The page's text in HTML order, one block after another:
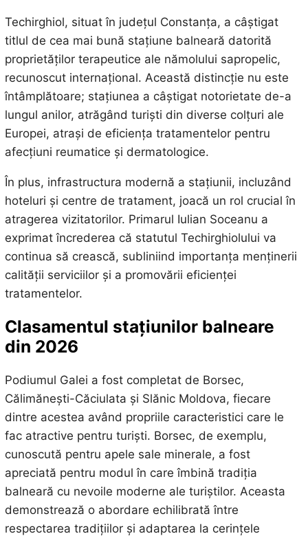
Techirghiol, situat în județul Constanța, a câștigat
titlul de cea mai bună stațiune balneară datorită
proprietăților terapeutice ale nămolului sapropelic,
recunoscut internațional. Această distincție nu este
întâmplătoare; stațiunea a câștigat notorietate de-a
lungul anilor, atrăgând turiști din diverse colțuri ale
Europei, atrași de eficiența tratamentelor pentru
afecțiuni reumatice și dermatologice.
În plus, infrastructura modernă a stațiunii, incluzând
hoteluri și centre de tratament, joacă un rol crucial în
atragerea vizitatorilor. Primarul Iulian Soceanu a
exprimat încrederea că statutul Techirghiolului va
continua să crească, subliniind importanța menținerii
calității serviciilor și a promovării eficienței
tratamentelor.
Clasamentul stațiunilor balneare
din 2026
Podiumul Galei a fost completat de Borsec,
Călimănești-Căciulata și Slănic Moldova, fiecare
dintre acestea având propriile caracteristici care le
fac atractive pentru turiști. Borsec, de exemplu,
cunoscută pentru apele sale minerale, a fost
apreciată pentru modul în care îmbină tradiția
balneară cu nevoile moderne ale turiștilor. Aceasta
demonstrează o abordare echilibrată între
respectarea tradițiilor și adaptarea la cerințele